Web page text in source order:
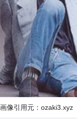
画像引用元：ozaki3.xyz